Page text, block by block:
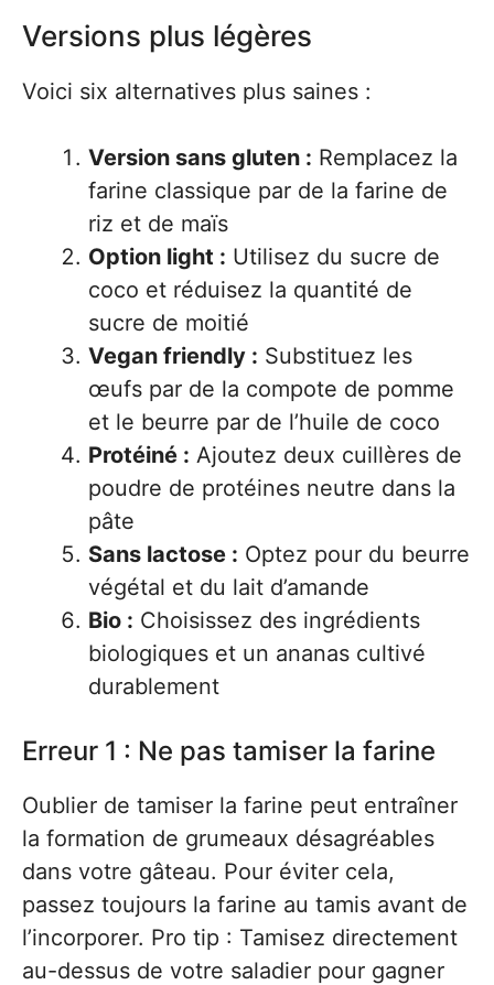
Versions plus légères
Voici six alternatives plus saines :
Version sans gluten : Remplacez la
farine classique par de la farine de
riz et de maïs
Option light : Utilisez du sucre de
coco et réduisez la quantité de
sucre de moitié
Vegan friendly : Substituez les
œufs par de la compote de pomme
et le beurre par de l’huile de coco
Protéiné : Ajoutez deux cuillères de
poudre de protéines neutre dans la
pâte
Sans lactose : Optez pour du beurre
végétal et du lait d’amande
Bio : Choisissez des ingrédients
biologiques et un ananas cultivé
durablement
Erreur 1 : Ne pas tamiser la farine
Oublier de tamiser la farine peut entraîner
la formation de grumeaux désagréables
dans votre gâteau. Pour éviter cela,
passez toujours la farine au tamis avant de
l’incorporer. Pro tip : Tamisez directement
au-dessus de votre saladier pour gagner